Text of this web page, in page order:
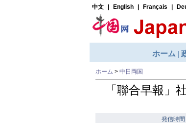
ホーム > 中日両国
「聯合早報
発信時